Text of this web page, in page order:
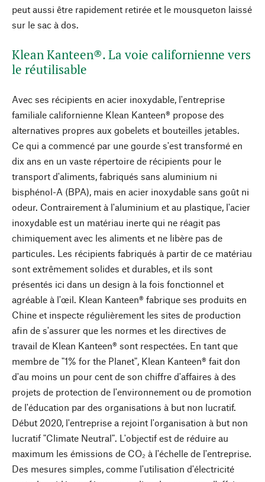
peut aussi être rapidement retirée et le mousqueton laissé
sur le sac à dos.
Klean Kanteen®. La voie californienne vers
le réutilisable
Avec ses récipients en acier inoxydable, l'entreprise
familiale californienne Klean Kanteen® propose des
alternatives propres aux gobelets et bouteilles jetables.
Ce qui a commencé par une gourde s'est transformé en
dix ans en un vaste répertoire de récipients pour le
transport d'aliments, fabriqués sans aluminium ni
bisphénol-A (BPA), mais en acier inoxydable sans goût ni
odeur. Contrairement à l'aluminium et au plastique, l'acier
inoxydable est un matériau inerte qui ne réagit pas
chimiquement avec les aliments et ne libère pas de
particules. Les récipients fabriqués à partir de ce matériau
sont extrêmement solides et durables, et ils sont
présentés ici dans un design à la fois fonctionnel et
agréable à l'œil. Klean Kanteen® fabrique ses produits en
Chine et inspecte régulièrement les sites de production
afin de s'assurer que les normes et les directives de
travail de Klean Kanteen® sont respectées. En tant que
membre de "1% for the Planet", Klean Kanteen® fait don
d'au moins un pour cent de son chiffre d'affaires à des
projets de protection de l'environnement ou de promotion
de l'éducation par des organisations à but non lucratif.
Début 2020, l'entreprise a rejoint l'organisation à but non
lucratif "Climate Neutral". L'objectif est de réduire au
maximum les émissions de CO₂ à l'échelle de l'entreprise.
Des mesures simples, comme l'utilisation d'électricité